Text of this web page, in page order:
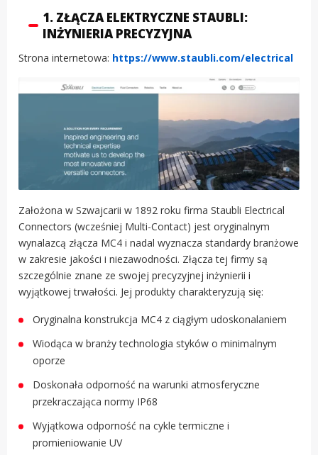
1. ZŁĄCZA ELEKTRYCZNE STAUBLI:
INŻYNIERIA PRECYZYJNA
Strona internetowa: https://www.staubli.com/electrical
Założona w Szwajcarii w 1892 roku firma Staubli Electrical
Connectors (wcześniej Multi-Contact) jest oryginalnym
wynalazcą złącza MC4 i nadal wyznacza standardy branżowe
w zakresie jakości i niezawodności. Złącza tej firmy są
szczególnie znane ze swojej precyzyjnej inżynierii i
wyjątkowej trwałości. Jej produkty charakteryzują się:
Oryginalna konstrukcja MC4 z ciągłym udoskonalaniem
Wiodąca w branży technologia styków o minimalnym
oporze
Doskonała odporność na warunki atmosferyczne
przekraczająca normy IP68
Wyjątkowa odporność na cykle termiczne i
promieniowanie UV